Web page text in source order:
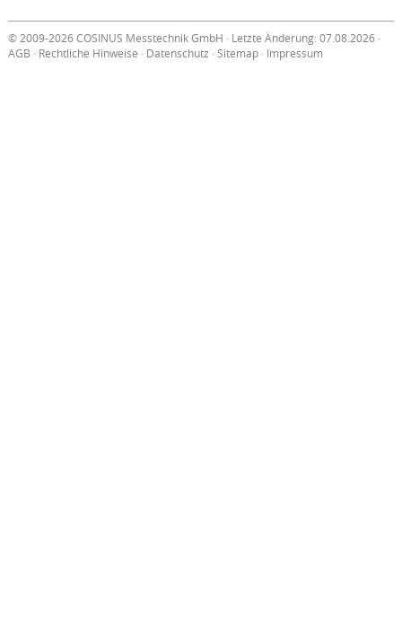
© 2009-2026 COSINUS Messtechnik GmbH · Letzte Änderung: 07.08.2026 ·
AGB · Rechtliche Hinweise · Datenschutz · Sitemap· Impressum